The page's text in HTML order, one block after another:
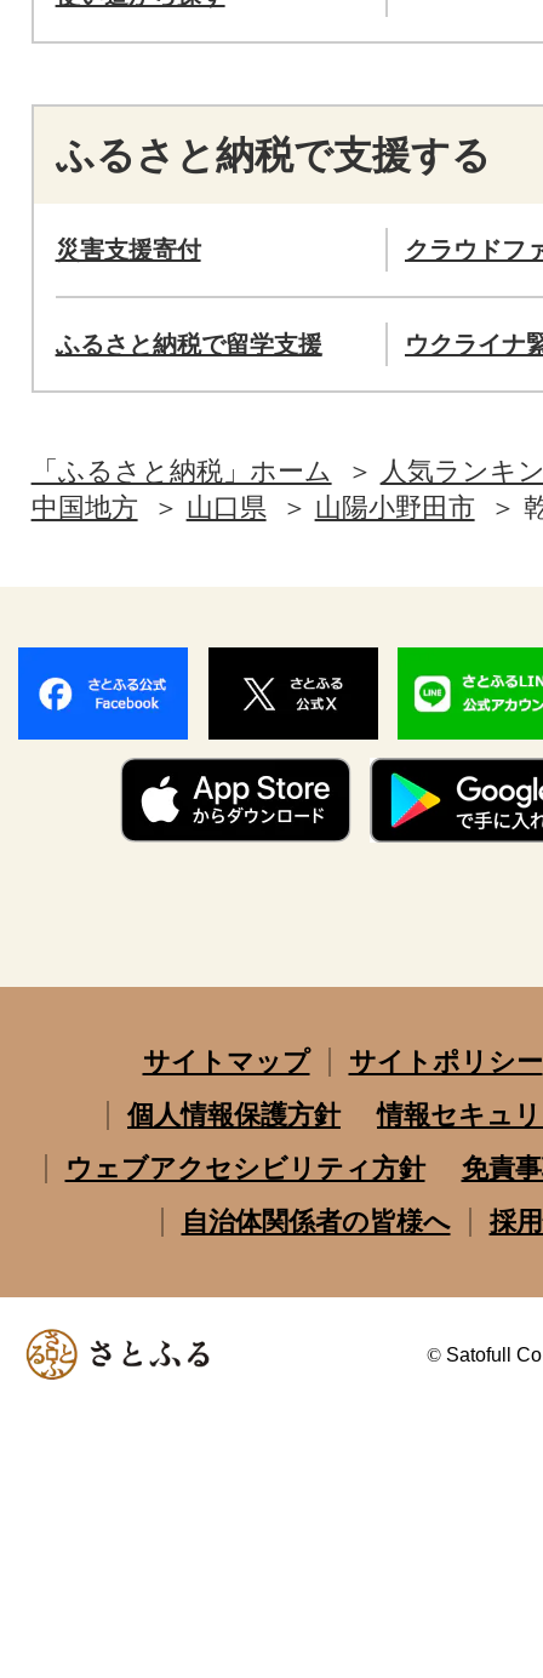
ふるさと納税で支援する
災害支援寄付 クラウドフ
ふるさと納税で留学支援 ウクライナ
「ふるさと納税」ホーム
人気ランキ
中国地方
山口県 山陽小野田市
サイトマップ
サイトポリシー
個人情報保護方針
情報セキュ
ウェブアクセシビリティ方針
免責
自治体関係者の皆様へ
採
© Satofull